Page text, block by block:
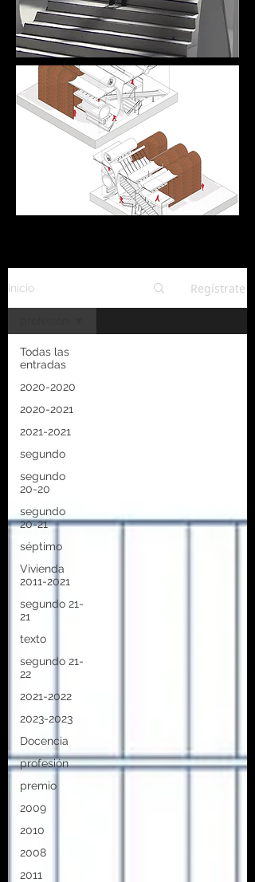
inicio Regístrate
Todas las
entradas
2020-2020
2020-2021
2021-2021
segundo
segundo
20-20
segundo
20-21
séptimo
Vivienda
2011-2021
segundo 21-
21
texto
segundo 21-
22
2021-2022
2023-2023
Docencia
profesión
premio
2009
2010
2008
2011